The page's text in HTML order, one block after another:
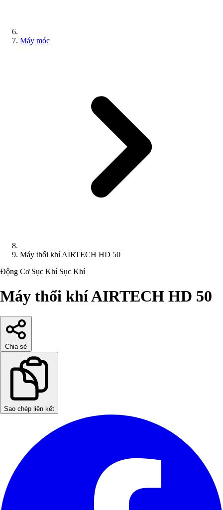
Máy móc
Máy thổi khí AIRTECH HD 50
Động Cơ Sục Khí Sục Khí
Máy thổi khí AIRTECH HD 50
Chia sẻ
Sao chép liên kết